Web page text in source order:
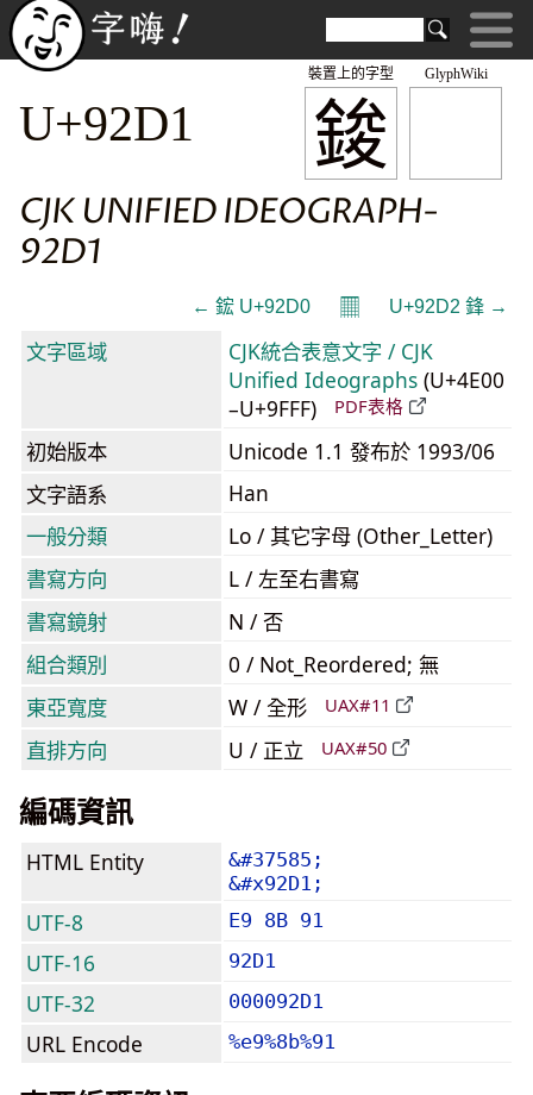
GlyphWiki
鋑
裝置上的字型
U+92D1
CJK UNIFIED IDEOGRAPH-
92D1
← 鋐 U+92D0 𝄜 U+92D2 鋒 →
文字區域
CJK統合表意文字 / CJK
Unified Ideographs (U+4E00
–U+9FFF)
PDF表格
初始版本
Unicode 1.1 發布於 1993/06
文字語系
Han
一般分類
Lo / 其它字母 (Other_Letter)
書寫方向
L / 左至右書寫
書寫鏡射
N / 否
組合類別
0 / Not_Reordered; 無
東亞寬度
W / 全形 UAX#11
直排方向 U / 正立 UAX#50
編碼資訊
HTML Entity
&#37585;
&#x92D1;
UTF-8 E9 8B 91
UTF-16 92D1
UTF-32 000092D1
URL Encode %e9%8b%91